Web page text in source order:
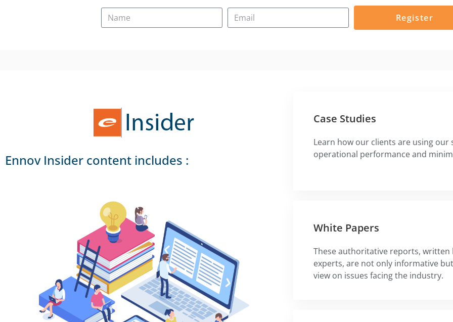
Register
Ennov Insider content includes :
Case Studies
Learn how our clients are using
operational performance and
White Papers
These authoritative reports,
experts, are not only informative
view on issues facing the industry.